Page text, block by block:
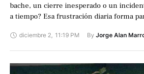
bache, un cierre inesperado o un
a tiempo? Esa frustración diaria forma
diciembre 2 11:19 PM By Jorge Alan